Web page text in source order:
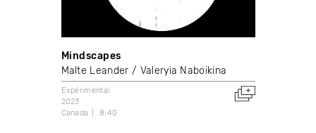
Mindscapes
Malte Leander
Valeryia Naboikina
Expérimental
2023
Canada
8:40